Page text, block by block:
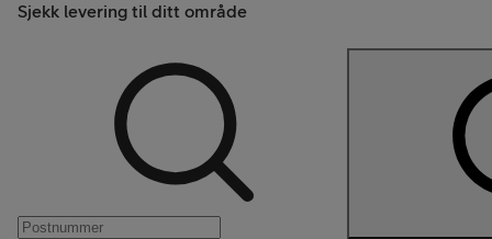
Sjekk levering til ditt område